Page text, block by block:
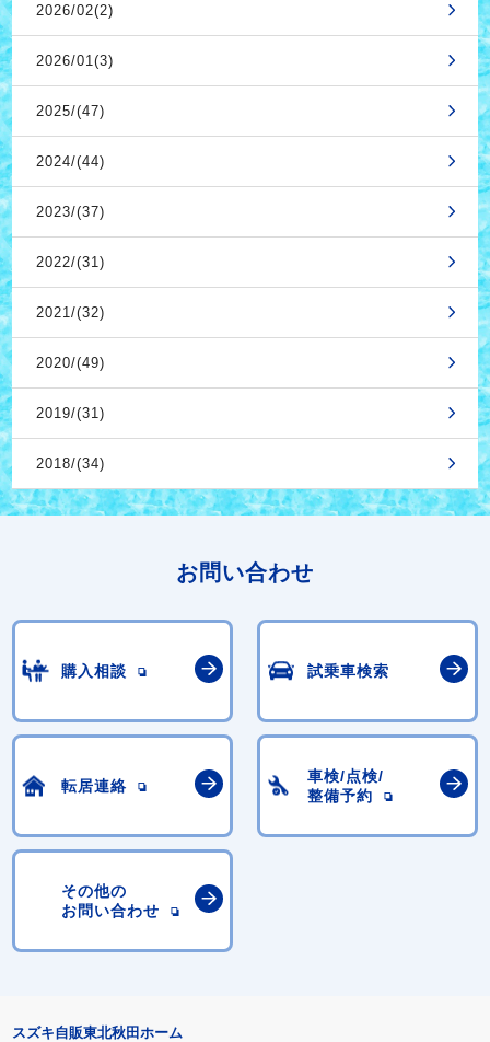
2026/02(2)
2026/01(3)
2025/(47)
2024/(44)
2023/(37)
2022/(31)
2021/(32)
2020/(49)
2019/(31)
2018/(34)
お問い合わせ
購入相談 試乗車検索
転居連絡
車検/点検/
整備予約
その他の
お問い合わせ
スズキ自販東北秋田ホーム